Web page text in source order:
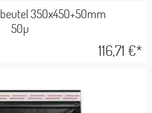
350x450+50mm
50µ
116,71 €*